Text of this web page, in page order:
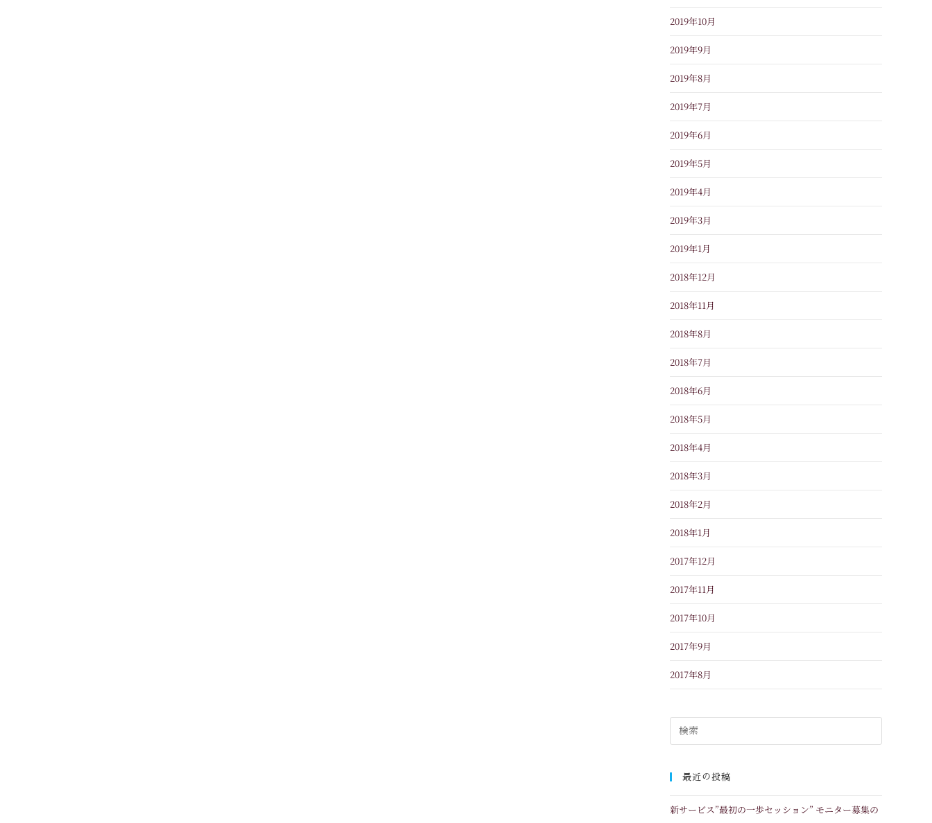
2019年10月
2019年9月
2019年8月
2019年7月
2019年6月
2019年5月
2019年4月
2019年3月
2019年1月
2018年12月
2018年11月
2018年8月
2018年7月
2018年6月
2018年5月
2018年4月
2018年3月
2018年2月
2018年1月
2017年12月
2017年11月
2017年10月
2017年9月
2017年8月
最近の投稿
新サービス”最初の一歩セッション” モニター募集の